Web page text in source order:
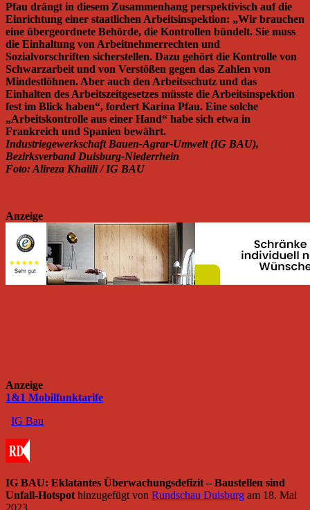
Pfau drängt in diesem Zusammenhang perspektivisch auf die
Einrichtung einer staatlichen Arbeitsinspektion: „Wir brauchen
eine übergeordnete Behörde, die Kontrollen bündelt. Sie muss
die Einhaltung von Arbeitnehmerrechten und
Sozialvorschriften sicherstellen. Dazu gehört die Kontrolle von
Schwarzarbeit und von Verstößen gegen das Zahlen von
Mindestlöhnen. Aber auch den Arbeitsschutz und das
Einhalten des Arbeitszeitgesetzes müsste die Arbeitsinspektion
fest im Blick haben“, fordert Karina Pfau. Eine solche
„Arbeitskontrolle aus einer Hand“ habe sich etwa in
Frankreich und Spanien bewährt.
Industriegewerkschaft Bauen-Agrar-Umwelt (IG BAU),
Bezirksverband Duisburg-Niederrhein
Foto: Alireza Khalili / IG BAU
Anzeige
Anzeige
1&1 Mobilfunktarife
IG Bau
IG BAU: Eklatantes Überwachungsdefizit – Baustellen sind
Unfall-Hotspothinzugefügt von Rundschau Duisburg am 18. Mai